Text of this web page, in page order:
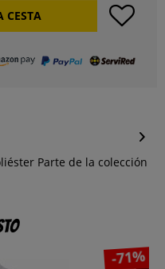
CESTA
Parte de la colección
-71%